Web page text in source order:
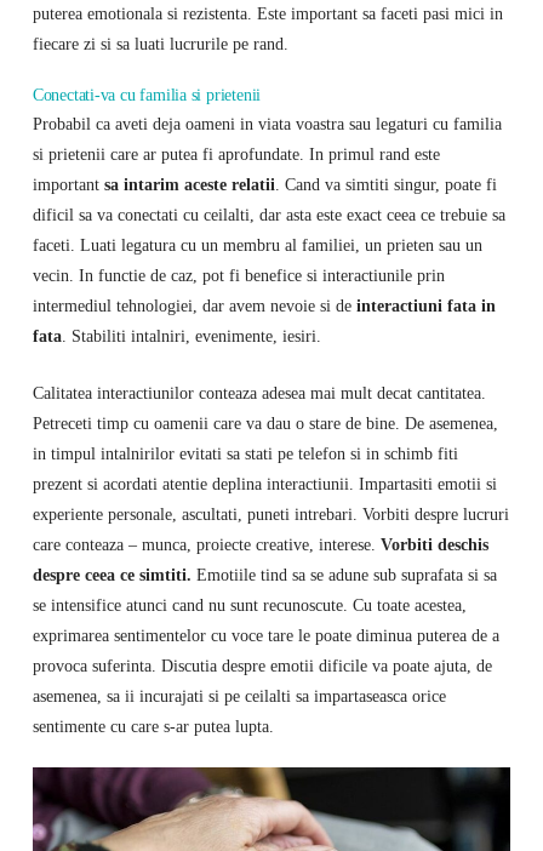
puterea emotionala si rezistenta. Este important sa faceti pasi mici in
fiecare zi si sa luati lucrurile pe rand.
Conectati-va cu familia si prietenii
Probabil ca aveti deja oameni in viata voastra sau legaturi cu familia
si prietenii care ar putea fi aprofundate. In primul rand este
important sa intarim aceste relatii . Cand va simtiti singur, poate fi
dificil sa va conectati cu ceilalti, dar asta este exact ceea ce trebuie sa
faceti. Luati legatura cu un membru al familiei, un prieten sau un
vecin. In functie de caz, pot fi benefice si interactiunile prin
intermediul tehnologiei, dar avem nevoie si de interactiuni fata in
fata. Stabiliti intalniri, evenimente, iesiri.
Calitatea interactiunilor conteaza adesea mai mult decat cantitatea.
Petreceti timp cu oamenii care va dau o stare de bine. De asemenea,
in timpul intalnirilor evitati sa stati pe telefon si in schimb fiti
prezent si acordati atentie deplina interactiunii. Impartasiti emotii si
experiente personale, ascultati, puneti intrebari. Vorbiti despre lucruri
care conteaza – munca, proiecte creative, interese. Vorbiti deschis
despre ceea ce simtiti. Emotiile tind sa se adune sub suprafata si sa
se intensifice atunci cand nu sunt recunoscute. Cu toate acestea,
exprimarea sentimentelor cu voce tare le poate diminua puterea de a
provoca suferinta. Discutia despre emotii dificile va poate ajuta, de
asemenea, sa ii incurajati si pe ceilalti sa impartaseasca orice
sentimente cu care s-ar putea lupta.